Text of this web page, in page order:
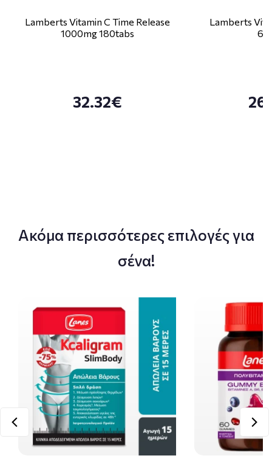
Lamberts Vitamin C Time Release
1000mg 180tabs
32.32€
Lamberts
Ακόμα περισσότερες επιλογές για
σένα!